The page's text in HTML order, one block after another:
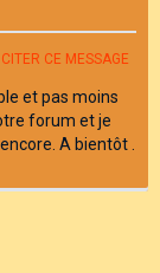
CITER CE MESSAGE
et pas moins
forum et je
A bientôt .